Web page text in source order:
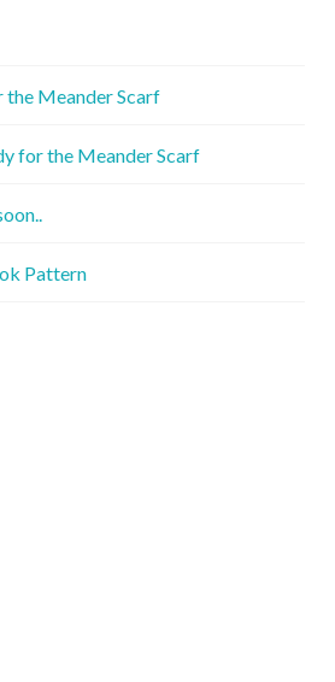
Meander Scarf
for the Meander Scarf
Pattern